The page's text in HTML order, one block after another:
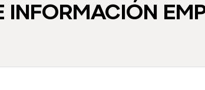
INFORMACIÓN